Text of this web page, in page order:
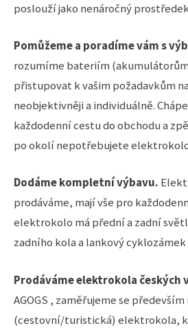
poslouží jako nenáročný
Pomůžeme a poradíme vám s
rozumíme bateriím
přistupovat k vašim požadavkům
neobjektivněji a individuálně.
každodenní cestu do obchodu a
po okolí nepotřebujete elektrokolo
Dodáme kompletní výbavu.
prodáváme, mají vše pro
elektrokolo má přední a zadní
zadního kola a lankový cyklozámek
Prodáváme elektrokola českých
AGOGS , zaměřujeme se
(cestovní/turistická) elektrokola,